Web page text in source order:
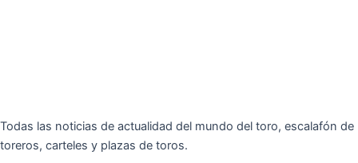
Todas las noticias de actualidad del mundo del toro, escalafón de
toreros, carteles y plazas de toros.